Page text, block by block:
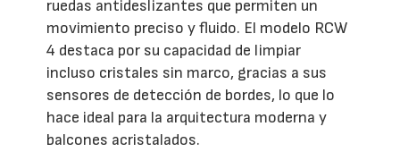
ruedas antideslizantes que permiten un
movimiento preciso y fluido. El modelo RCW
4 destaca por su capacidad de limpiar
incluso cristales sin marco, gracias a sus
sensores de detección de bordes, lo que lo
hace ideal para la arquitectura moderna y
balcones acristalados.